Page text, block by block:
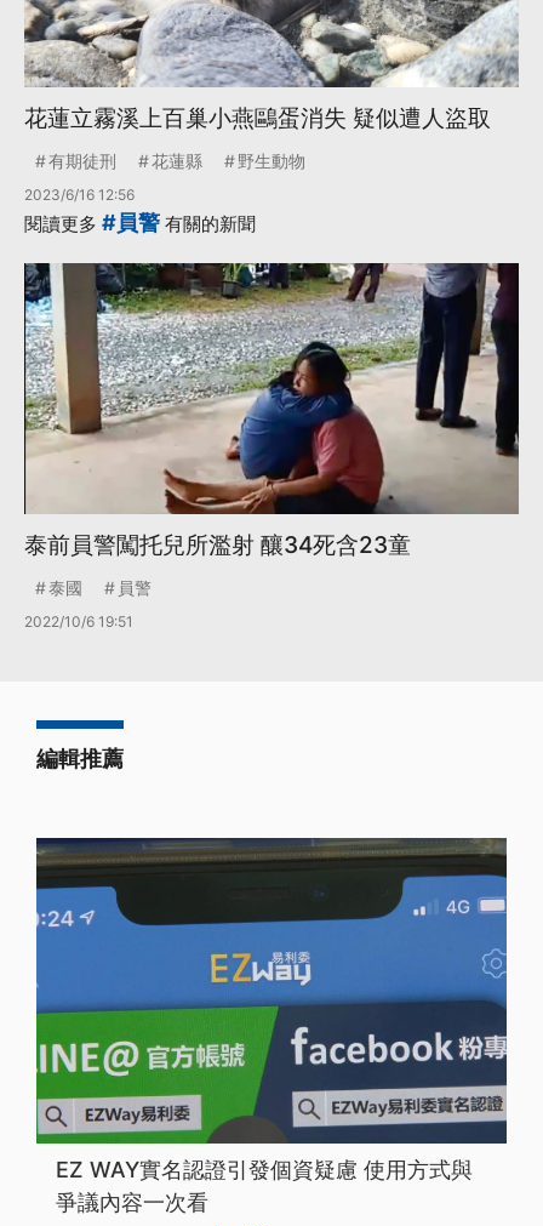
花蓮立霧溪上百巢小燕鷗蛋消失 疑似遭人盜取
有期徒刑 花蓮縣 野生動物
2023/6/16 12:56
閱讀更多 #員警 有關的新聞
泰前員警闖托兒所濫射 釀34死含23童
泰國 員警
2022/10/6 19:51
編輯推薦
EZ WAY實名認證引發個資疑慮 使用方式與
爭議內容一次看